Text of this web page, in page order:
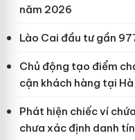
năm 2026
Lào Cai đầu tư gần
Chủ động tạo điểm
cận khách hàng tại Hà
Phát hiện chiếc ví
chưa xác định danh